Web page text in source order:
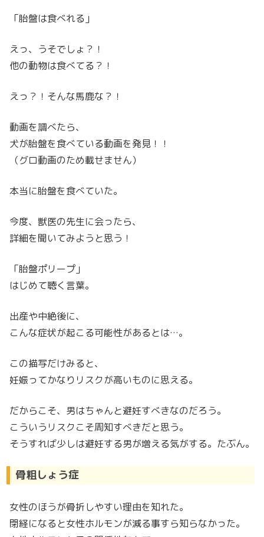
「胎盤は食べれる」
えっ、うそでしょ？！
他の動物は食べてる？！
えっ？！そんな馬鹿な？！
動画を調べたら、
犬が胎盤を食べている動画を発見！！
（グロ動画のため載せません）
本当に胎盤を食べていた。
今度、獣医の先生に会ったら、
詳細を聞いてみようと思う！
「胎盤ポリープ」
はじめて聴く言葉。
出産や中絶後に、
こんな症状が起こる可能性があるとは…。
この描写だけみると、
妊娠ってかなりリスクが高いものに思える。
だからこそ、男はちゃんと避妊すべきなのだろう。
こういうリスクこそ周知すべきだと思う。
そうすれば少しは避妊する男が増える気がする。たぶん。
骨粗しょう症
女性のほうが骨折しやすい理由を知れた。
閉経になると女性ホルモンが減る事すら知らなかった。